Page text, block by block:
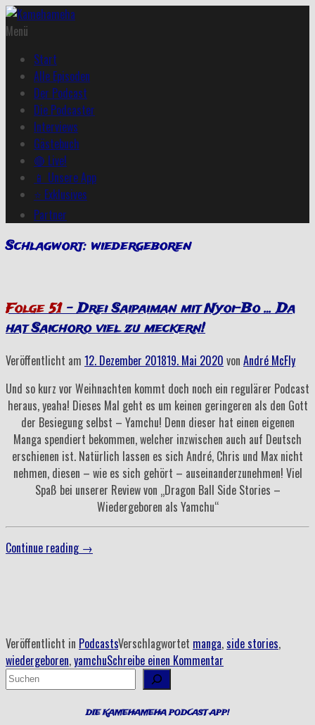
Menü
Start
Alle Episoden
Der Podcast
Die Podcaster
Interviews
Gästebuch
🔴 Live!
📱 Unsere App
⭐ Exklusives
Partner
Schlagwort: wiedergeboren
Folge 51– Drei Saipaiman mit Nyoi-Bo … Da
hat Saichoro viel zu meckern!
Veröffentlicht am 12. Dezember 201819. Mai 2020 von André McFly
Und so kurz vor Weihnachten kommt doch noch ein regulärer Podcast
heraus, yeaha! Dieses Mal geht es um keinen geringeren als den Gott
der Besiegung selbst – Yamchu! Denn dieser hat einen eigenen
Manga spendiert bekommen, welcher inzwischen auch auf Deutsch
erschienen ist. Natürlich lassen es sich André, Chris und Max nicht
nehmen, diesen – wie es sich gehört – auseinanderzunehmen! Viel
Spaß bei unserer Review von „Dragon Ball Side Stories –
Wiedergeboren als Yamchu“
Continue reading „Folge
Nyoi-
Bo
hat
→
Veröffentlicht in PodcastsVerschlagwortet manga,side stories,
wiedergeboren,yamchuSchreibe einen Kommentar
Suchen
DIE KAMEHAMEHA PODCAST APP!